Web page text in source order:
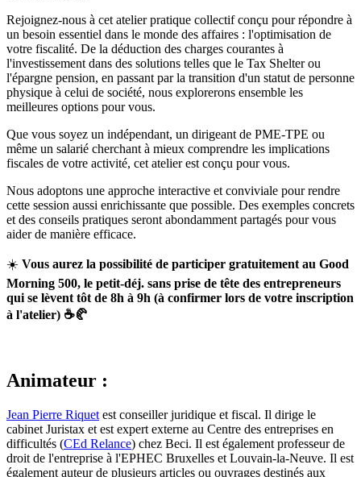
Rejoignez-nous à cet atelier pratique collectif conçu pour répondre à
un besoin essentiel dans le monde des affaires : l'optimisation de
votre fiscalité. De la déduction des charges courantes à
l'investissement dans des solutions telles que le Tax Shelter ou
l'épargne pension, en passant par la transition d'un statut de personne
physique à celui de société, nous explorerons ensemble les
meilleures options pour vous.
Que vous soyez un indépendant, un dirigeant de PME-TPE ou
même un salarié cherchant à mieux comprendre les implications
fiscales de votre activité, cet atelier est conçu pour vous.
Nous adoptons une approche interactive et conviviale pour rendre
cette session aussi enrichissante que possible. Des exemples concrets
et des conseils pratiques seront abondamment partagés pour vous
aider de manière efficace.
☀️ Vous aurez la possibilité de participer gratuitement au Good
Morning 500, le petit-déj. sans prise de tête des entrepreneurs
qui se lèvent tôt de 8h à 9h (à confirmer lors de votre inscription
à l'atelier) ☕🥐
Animateur :
Jean Pierre Riquet est conseiller juridique et fiscal. Il dirige le
cabinet Juristax et est expert externe au Centre des entreprises en
difficultés (CEd Relance) chez Beci. Il est également professeur de
droit de l'entreprise à l'EPHEC Bruxelles et Louvain-la-Neuve. Il est
également auteur de plusieurs articles ou ouvrages destinés aux